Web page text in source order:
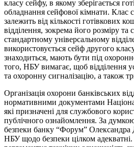
класу сейфу, в якому зберігається
обладнання сейфової кімнати. Клас
залежить від кількості готівкових
відділення, зокрема його розміру та
стандартному універсальному
використовується сейф другого
знаходиться, мають бути під
того, НБУ вимагає, щоб відділення
та охоронну сигналізацію, а також
Організація охорони банківських
нормативними документами
які призначені для службового
публічного ознайомлення. За
безпеки банку “Форум”
НБУ щодо безпеки цілком